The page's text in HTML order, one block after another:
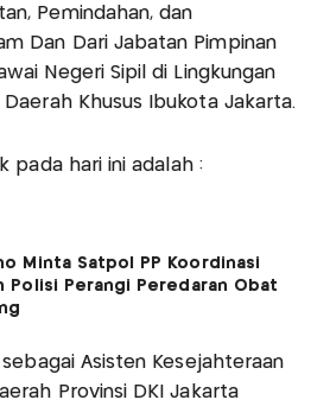
Pemindahan, dan
Dan Dari Jabatan Pimpinan
Negeri Sipil di Lingkungan
Khusus Ibukota Jakarta.
pada hari ini adalah :
Minta Satpol PP Koordinasi
Polisi Perangi Peredaran Obat
sebagai Asisten Kesejahteraan
Provinsi DKI Jakarta